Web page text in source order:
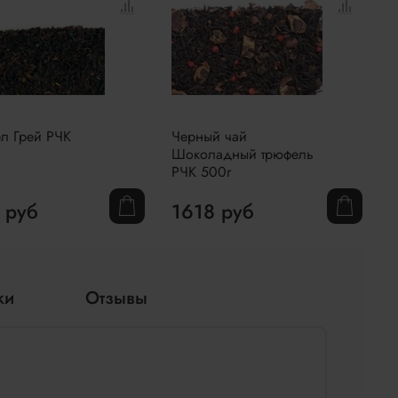
Грей РЧК
Черный чай
Шоколадный трюфель
РЧК 500г
1618 руб
Отзывы